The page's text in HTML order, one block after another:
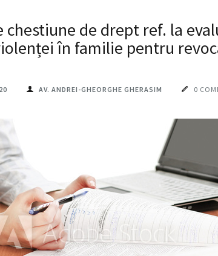
chestiune de drept ref. la
în familie pentru
AV. ANDREI-GHEORGHE GHERASIM 0